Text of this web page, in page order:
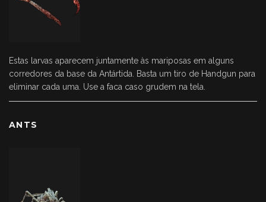
Estas larvas aparecem juntamente às mariposas em alguns
corredores da base da Antártida. Basta um tiro de Handgun para
eliminar cada uma. Use a faca caso grudem na tela.
ANTS